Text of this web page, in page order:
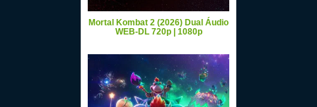
Mortal Kombat 2 (2026) Dual Áudio
WEB-DL 720p | 1080p